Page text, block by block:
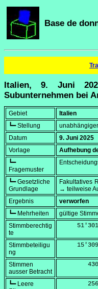
Base de
Italien, 9. Juni
Subunternehmen bei
Gebiet
Italien
┗━ Stellung
Datum
9. Juni 2025
Vorlage
Aufhebung
┗━
Fragemuster
┗━ Gesetzliche
Grundlage
Fakultatives
→ teilweise
Ergebnis
verworfen
┗━ Mehrheiten
gültige
Stimmberechtig
te
Stimmbeteiligu
ng
Stimmen
ausser Betracht
┗━ Leere